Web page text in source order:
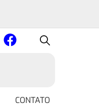
CONTATO